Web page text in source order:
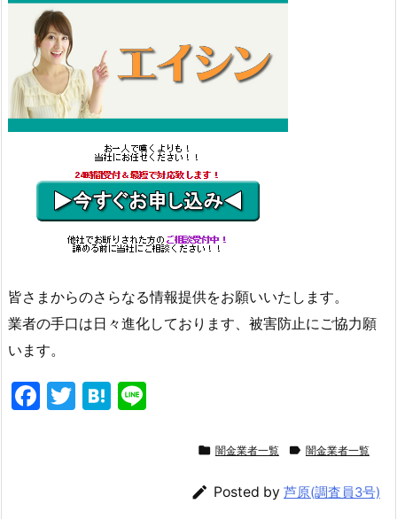
皆さまからのさらなる情報提供をお願いいたします。
業者の手口は日々進化しております、被害防止にご協力願
います。
F
T
H
 闇金業者一覧  闇金業者一覧
 Posted by 芦原(調査員3号)